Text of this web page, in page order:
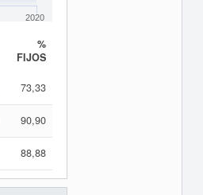
2020
%
FIJOS
73,33
90,90
88,88